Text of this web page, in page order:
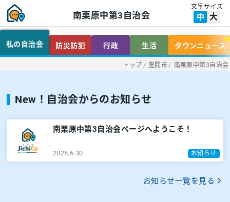
南栗原中第3自治会
文字サイズ
中 大
私の自治会 防災防犯 行政 生活 タウンニュース
トップ / 座間市 / 南栗原中第3自治会
New！自治会からのお知らせ
南栗原中第3自治会ページへようこそ！
2026.6.30 お知らせ
お知らせ一覧を見る